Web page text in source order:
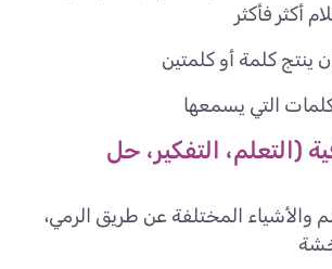
أكثر فأكثر
ينتج كلمة أو كلمتين
التي يسمعها
(التعلم، التفكير، حل
والأشياء المختلفة عن طريق الرمي،